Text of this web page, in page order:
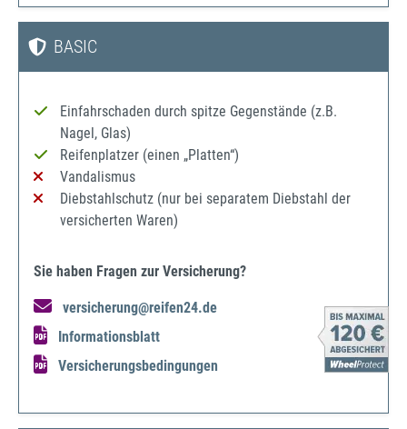
BASIC
Einfahrschaden durch spitze Gegenstände (z.B.
Nagel, Glas)
Reifenplatzer (einen „Platten“)
Vandalismus
Diebstahlschutz (nur bei separatem Diebstahl der
versicherten Waren)
Sie haben Fragen zur Versicherung?
versicherung@reifen24.de
Informationsblatt
Versicherungsbedingungen